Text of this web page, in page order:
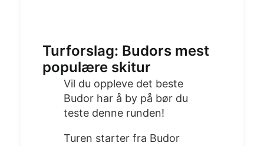
Turforslag: Budors mest
populære skitur
Vil du oppleve det beste
Budor har å by på bør du
teste denne runden!
Turen starter fra Budor